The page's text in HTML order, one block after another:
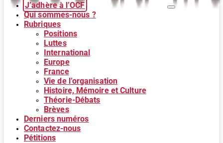
J’adhère à l’OCF
Qui sommes-nous ?
Rubriques
Positions
Luttes
International
Europe
France
Vie de l’organisation
Histoire, Mémoire et Culture
Théorie-Débats
Brèves
Derniers numéros
Contactez-nous
Pétitions